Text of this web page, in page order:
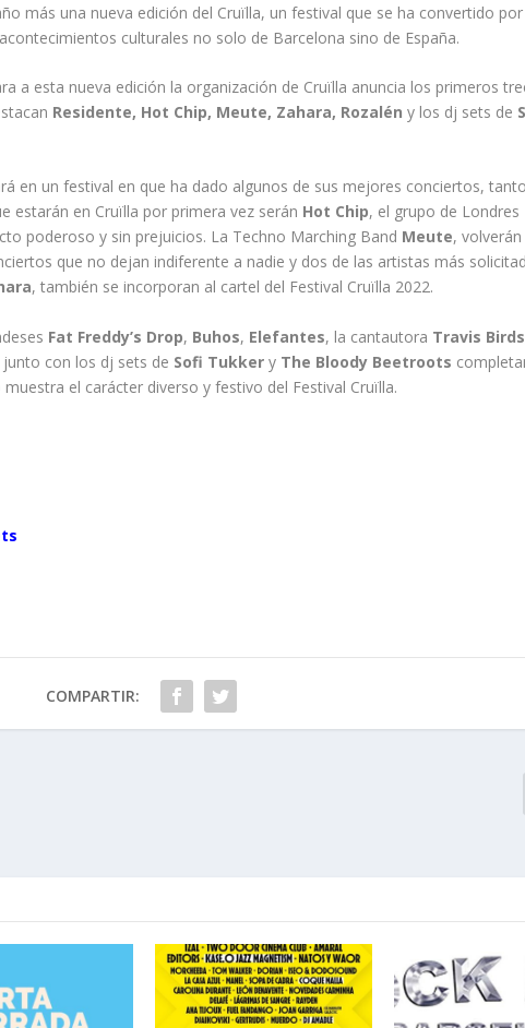
más una nueva edición del Cruïlla, un festival que se ha convertido por
culturales no solo de Barcelona sino de España.
a esta nueva edición la organización de Cruïlla anuncia los primeros
Residente, Hot Chip, Meute, Zahara, Rozalén y los dj sets de
en un festival en que ha dado algunos de sus mejores conciertos,
estarán en Cruïlla por primera vez serán Hot Chip, el grupo de Londres
poderoso y sin prejuicios. La Techno Marching Band Meute, volverán
que no dejan indiferente a nadie y dos de las artistas más
, también se incorporan al cartel del Festival Cruïlla 2022.
Fat Freddy’s Drop, Buhos, Elefantes, la cantautora Travis Birds
junto con los dj sets de Sofi Tukkery The Bloody Beetroots
el carácter diverso y festivo del Festival Cruïlla.
COMPARTIR: